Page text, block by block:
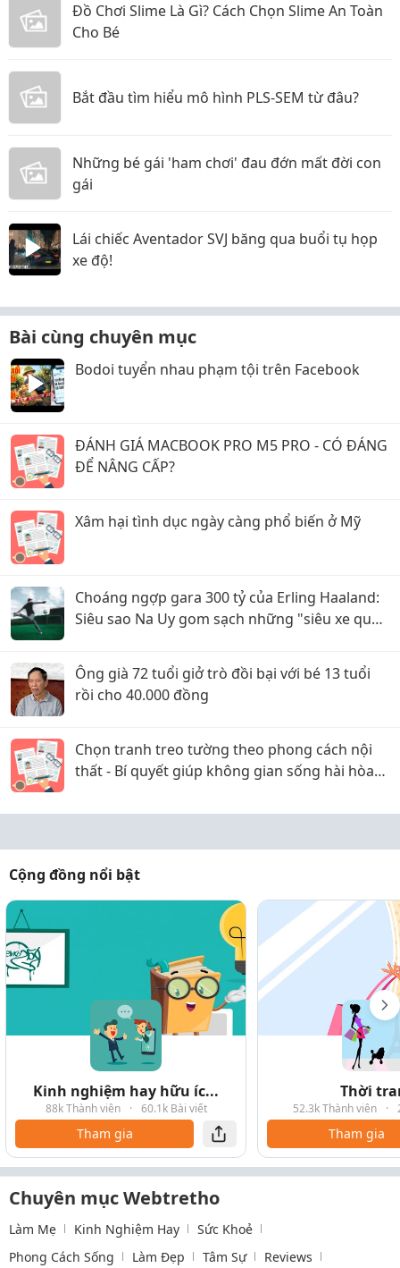
Đồ Chơi Slime Là Gì? Cách Chọn Slime An Toàn
Cho Bé
Bắt đầu tìm hiểu mô hình PLS-SEM từ đâu?
Những bé gái 'ham chơi' đau đớn mất đời con
gái
Lái chiếc Aventador SVJ băng qua buổi tụ họp
xe độ!
Bài cùng chuyên mục
Bodoi tuyển nhau phạm tội trên Facebook
ĐÁNH GIÁ MACBOOK PRO M5 PRO - CÓ ĐÁNG
ĐỂ NÂNG CẤP?
Xâm hại tình dục ngày càng phổ biến ở Mỹ
Choáng ngợp gara 300 tỷ của Erling Haaland:
Siêu sao Na Uy gom sạch những "siêu xe quái
Ông già 72 tuổi giở trò đồi bại với bé 13 tuổi
rồi cho 40.000 đồng
Chọn tranh treo tường theo phong cách nội
thất - Bí quyết giúp không gian sống hài hòa
Cộng đồng nổi bật
Kinh nghiệm hay hữu íc...
88k Thành viên · 60.1k Bài viết
Tham gia
Thời
52.3k Thành viên ·
Tham gia
Chuyên mục Webtretho
Làm Mẹ Kinh Nghiệm Hay
Sức Khoẻ
Phong Cách Sống
Làm Đẹp Tâm Sự Reviews